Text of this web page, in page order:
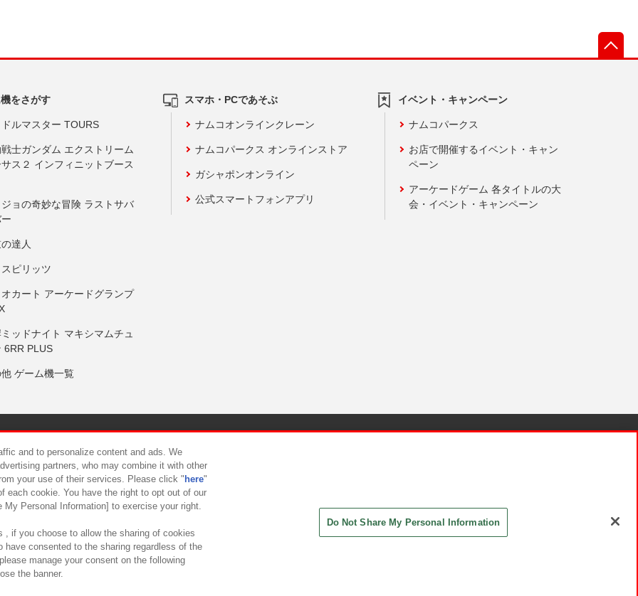
をさがす
ルマスター TOURS
士ガンダム エクストリーム
ス２ インフィニットブース
ョの奇妙な冒険 ラストサバ
達人
ピリッツ
カート アーケードグランプ
ッドナイト マキシマムチュ
6RR PLUS
ゲーム機一覧
スマホ・PCであそぶ
ナムコオンラインクレーン
ナムコパークス オンラインストア
ガシャポンオンライン
公式スマートフォンアプリ
イベント・キャンペーン
ナムコパークス
お店で開催するイベント・キャン
ペーン
アーケードゲーム 各タイトルの大
会・イベント・キャンペーン
について カスタマーハラスメント対応方針
and to personalize content and ads. We
partners, who may combine it with other
your use of their services. Please click " here"
each cookie. You have the right to opt out of our
Personal Information] to exercise your right.
, if you choose to allow the sharing of cookies
have consented to the sharing regardless of the
manage your consent on the following
the banner.
Do Not Share My Personal Information